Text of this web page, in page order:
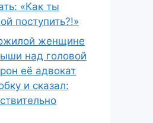
«Как ты
поступить?!»
женщине
над головой
её адвокат
и сказал: